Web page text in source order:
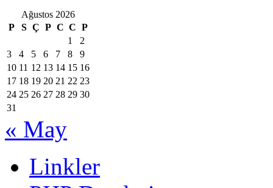
Ağustos 2026
P
S Ç P C C P
1
2
3
4 5 6 7 8
9
10 11 12 13 14 15 16
17 18 19 20 21 22 23
24 25 26 27 28 29 30
31
« May
Linkler